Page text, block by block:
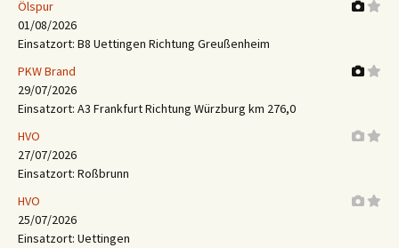
Ölspur
01/08/2026
Einsatzort: B8 Uettingen Richtung Greußenheim
PKW Brand
29/07/2026
Einsatzort: A3 Frankfurt Richtung Würzburg km 276,0
HVO
27/07/2026
Einsatzort: Roßbrunn
HVO
25/07/2026
Einsatzort: Uettingen